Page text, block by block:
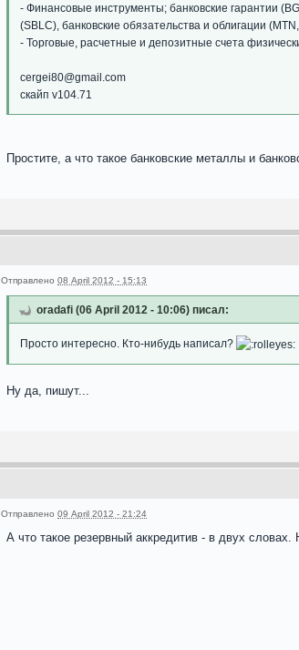
- Финансовые инструменты; банковские гарантии
(SBLC), банковские обязательства и облигации
- Торговые, расчетные и депозитные счета
cergei80@gmail.com
скайп v104.71
Простите, а что такое банковские металлы и
Отправлено 08 April 2012 - 15:13
oradafi (06 April 2012 - 10:06) писал:
Просто интересно. Кто-нибудь написал?
Ну да, пишут...
Отправлено 09 April 2012 - 21:24
А что такое резервный аккредитив - в двух